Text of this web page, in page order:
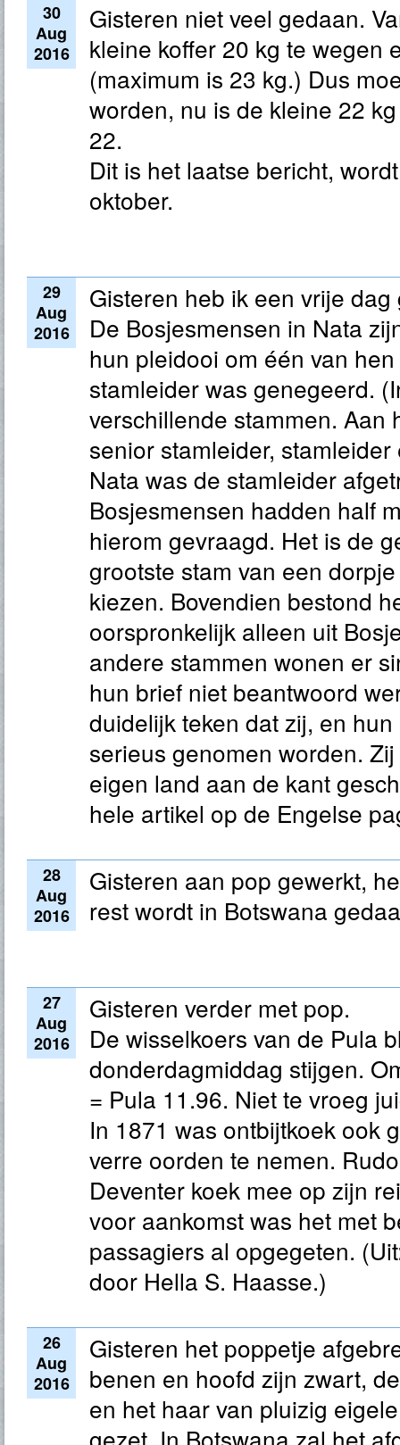
30
Aug
2016
Gisteren niet veel gedaan.
kleine koffer 20 kg te wegen
(maximum is 23 kg.) Dus
worden, nu is de kleine 22
22.
Dit is het laatse bericht,
oktober.
29
Aug
2016
Gisteren heb ik een vrije
De Bosjesmensen in Nata
hun pleidooi om één van
stamleider was genegeerd.
verschillende stammen. Aan
senior stamleider,
Nata was de stamleider
Bosjesmensen hadden half
hierom gevraagd. Het is de
grootste stam van een
kiezen. Bovendien bestond
oorspronkelijk alleen uit
andere stammen wonen er
hun brief niet beantwoord
duidelijk teken dat zij, en
serieus genomen worden.
eigen land aan de kant
hele artikel op de Engelse
28
Aug
2016
Gisteren aan pop gewerkt,
rest wordt in Botswana
27
Aug
2016
Gisteren verder met pop.
De wisselkoers van de Pula
donderdagmiddag stijgen.
= Pula 11.96. Niet te vroeg
In 1871 was ontbijtkoek ook
verre oorden te nemen.
Deventer koek mee op zijn
voor aankomst was het met
passagiers al opgegeten.
door Hella S. Haasse.)
26
Aug
2016
Gisteren het poppetje
benen en hoofd zijn zwart,
en het haar van pluizig
gezet. In Botswana zal het